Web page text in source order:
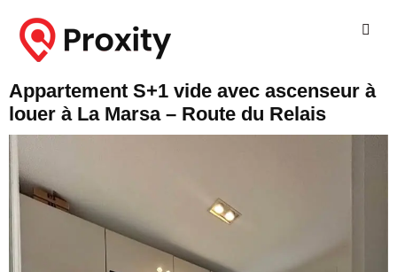
Appartement S+1 vide avec ascenseur à
louer à La Marsa – Route du Relais